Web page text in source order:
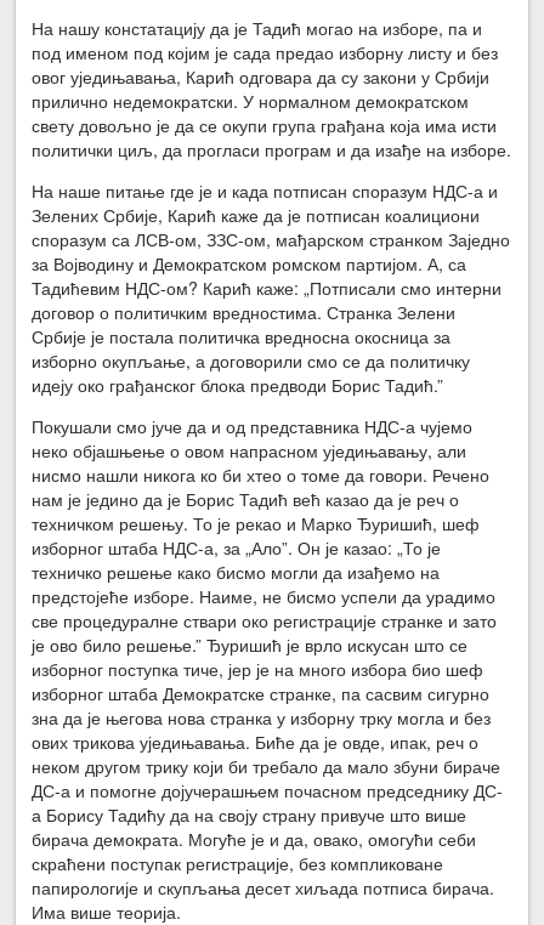
На нашу констатацију да је Тадић могао на изборе, па и
под именом под којим је сада предао изборну листу и без
овог уједињавања, Карић одговара да су закони у Србији
прилично недемократски. У нормалном демократском
свету довољно је да се окупи група грађана која има исти
политички циљ, да прогласи програм и да изађе на изборе.
На наше питање где је и када потписан споразум НДС-а и
Зелених Србије, Карић каже да је потписан коалициони
споразум са ЛСВ-ом, ЗЗС-ом, мађарском странком Заједно
за Војводину и Демократском ромском партијом. А, са
Тадићевим НДС-ом? Карић каже: „Потписали смо интерни
договор о политичким вредностима. Странка Зелени
Србије је постала политичка вредносна окосница за
изборно окупљање, а договорили смо се да политичку
идеју око грађанског блока предводи Борис Тадић.”
Покушали смо јуче да и од представника НДС-а чујемо
неко објашњење о овом напрасном уједињавању, али
нисмо нашли никога ко би хтео о томе да говори. Речено
нам је једино да је Борис Тадић већ казао да је реч о
техничком решењу. То је рекао и Марко Ђуришић, шеф
изборног штаба НДС-а, за „Ало”. Он је казао: „То је
техничко решење како бисмо могли да изађемо на
предстојеће изборе. Наиме, не бисмо успели да урадимо
све процедуралне ствари око регистрације странке и зато
је ово било решење.” Ђуришић је врло искусан што се
изборног поступка тиче, јер је на много избора био шеф
изборног штаба Демократске странке, па сасвим сигурно
зна да је његова нова странка у изборну трку могла и без
ових трикова уједињавања. Биће да је овде, ипак, реч о
неком другом трику који би требало да мало збуни бираче
ДС-а и помогне дојучерашњем почасном председнику ДС-
а Борису Тадићу да на своју страну привуче што више
бирача демократа. Могуће је и да, овако, омогући себи
скраћени поступак регистрације, без компликоване
папирологије и скупљања десет хиљада потписа бирача.
Има више теорија.